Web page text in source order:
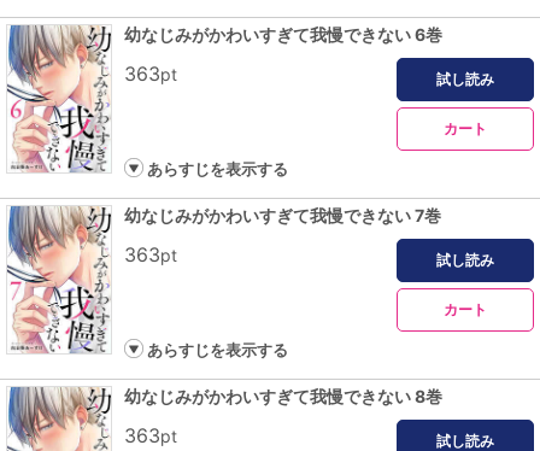
幼なじみがかわいすぎて我慢できない 6巻
363pt 試し読み
カート
あらすじを表示する
幼なじみがかわいすぎて我慢できない 7巻
363pt 試し読み
カート
あらすじを表示する
幼なじみがかわいすぎて我慢できない 8巻
363pt 試し読み